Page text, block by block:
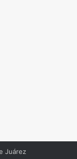
Juárez